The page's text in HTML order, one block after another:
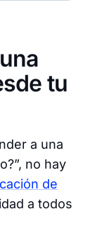
tu
a una
no hay
de
a todos